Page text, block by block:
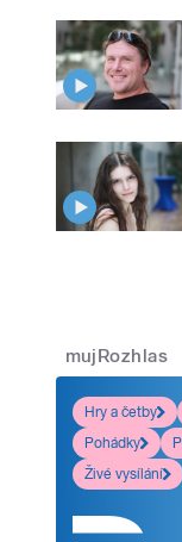
mujRozhlas
Hry a četby
Pohádky
Živé vysílání